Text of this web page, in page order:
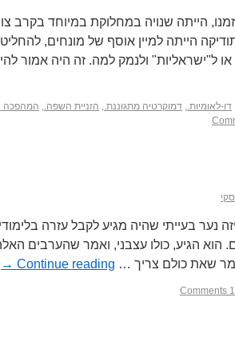
הייתה שנויה במחלוקת במיוחד בקרב
הייתה למיין אוסף של מונחים,
ל"ישראליות" ולנמק למה. זה היה אמור
דו-לאומיות., דמוקרטיה מתגוננת., הזניית השפה., המהפכה
נער בעייתי שהיה מגיע לקבל עזרה
הוא הגיע, כולו עצבני, ואמר שהערבים
שאת כולם צריך … Continue reading
→
11